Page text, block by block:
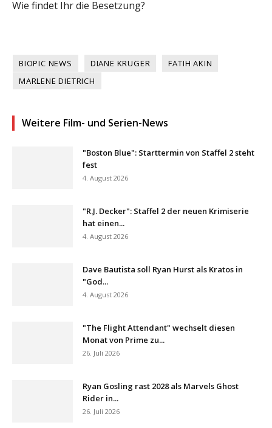
Wie findet Ihr die Besetzung?
BIOPIC NEWS DIANE KRUGER
FATIH AKIN
MARLENE DIETRICH
Weitere Film- und Serien-News
"Boston Blue": Starttermin von Staffel 2 steht
fest
4. August 2026
"R.J. Decker": Staffel 2 der neuen Krimiserie
hat einen...
4. August 2026
Dave Bautista soll Ryan Hurst als Kratos in
"God...
4. August 2026
"The Flight Attendant" wechselt diesen
Monat von Prime zu...
26. Juli 2026
Ryan Gosling rast 2028 als Marvels Ghost
Rider in...
26. Juli 2026